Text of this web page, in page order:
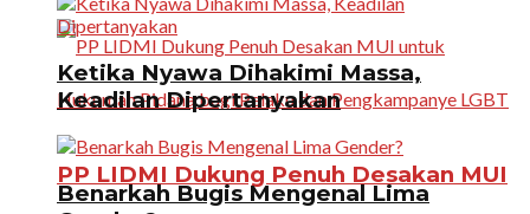
PP LIDMI Dukung Penuh Desakan MUI
Ketika Nyawa Dihakimi Massa,
Keadilan Dipertanyakan
Benarkah Bugis Mengenal Lima